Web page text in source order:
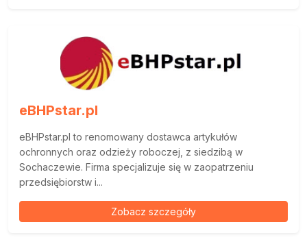
eBHPstar.pl
eBHPstar.pl to renomowany dostawca artykułów
ochronnych oraz odzieży roboczej, z siedzibą w
Sochaczewie. Firma specjalizuje się w zaopatrzeniu
przedsiębiorstw i...
Zobacz szczegóły